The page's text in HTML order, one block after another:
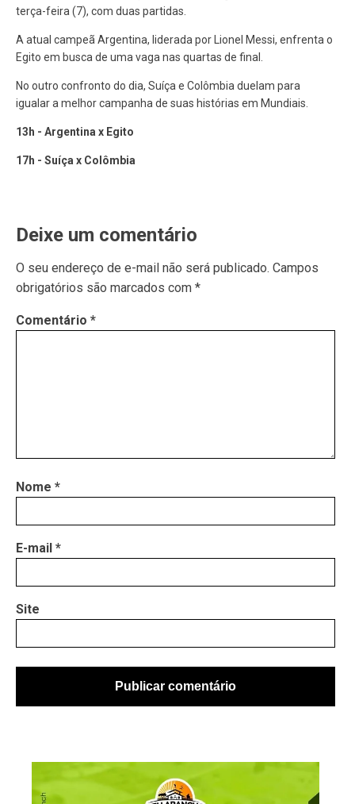
terça-feira (7), com duas partidas.
A atual campeã Argentina, liderada por Lionel Messi, enfrenta o
Egito em busca de uma vaga nas quartas de final.
No outro confronto do dia, Suíça e Colômbia duelam para
igualar a melhor campanha de suas histórias em Mundiais.
13h - Argentina x Egito
17h - Suíça x Colômbia
Deixe um comentário
O seu endereço de e-mail não será publicado. Campos
obrigatórios são marcados com *
Comentário *
Nome *
E-mail *
Site